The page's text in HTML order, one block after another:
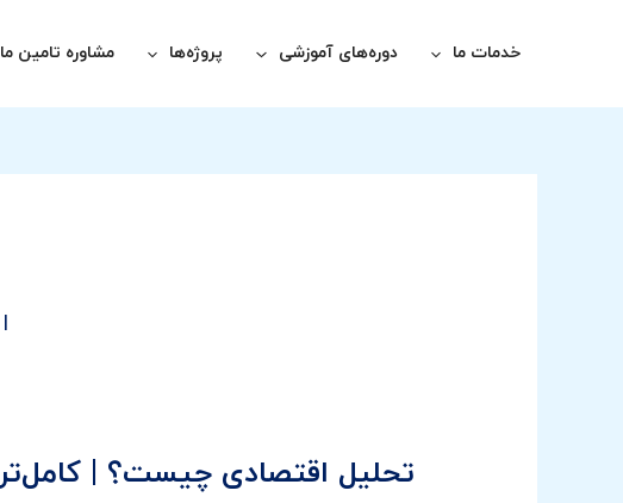
خدمات ما دوره‌های آموزشی پروژه‌ها مشاوره تامین
تحلیل اقتصادی چیست؟ | کامل‌ترین راهنما ۱۴۰۴ + مثال‌های